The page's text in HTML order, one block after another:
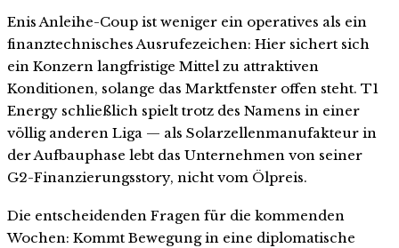
Enis Anleihe-Coup ist weniger ein operatives als ein
finanztechnisches Ausrufezeichen: Hier sichert sich
ein Konzern langfristige Mittel zu attraktiven
Konditionen, solange das Marktfenster offen steht. T1
Energy schließlich spielt trotz des Namens in einer
völlig anderen Liga — als Solarzellenmanufakteur in
der Aufbauphase lebt das Unternehmen von seiner
G2-Finanzierungsstory, nicht vom Ölpreis.
Die entscheidenden Fragen für die kommenden
Wochen: Kommt Bewegung in eine diplomatische